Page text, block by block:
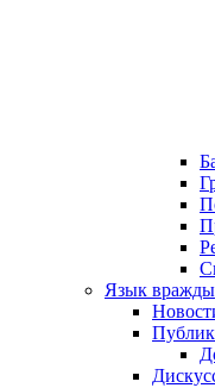
Язык вражды